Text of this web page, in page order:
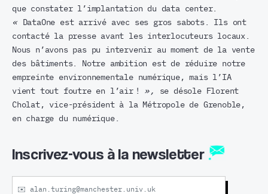
que constater l’implantation du data center.
« DataOne est arrivé avec ses gros sabots. Ils ont
contacté la presse avant les interlocuteurs locaux.
Nous n’avons pas pu intervenir au moment de la vente
des bâtiments. Notre ambition est de réduire notre
empreinte environnementale numérique, mais l’IA
vient tout foutre en l’air ! »,
se désole Florent
Cholat, vice-président à la Métropole de Grenoble,
en charge du numérique.
Inscrivez-vous à la newsletter